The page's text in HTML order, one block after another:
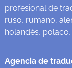
profesional de
ruso, rumano,
holandés,
Agencia de